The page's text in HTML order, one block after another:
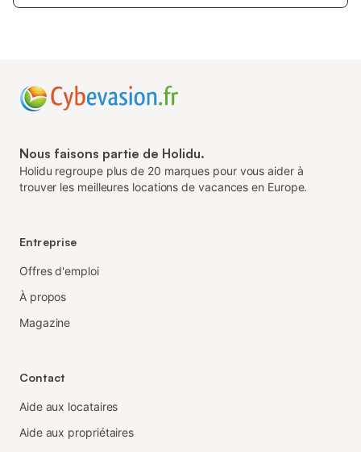
Nous faisons partie de Holidu.
Holidu regroupe plus de 20 marques pour vous aider à
trouver les meilleures locations de vacances en Europe.
Entreprise
Offres d'emploi
À propos
Magazine
Contact
Aide aux locataires
Aide aux propriétaires